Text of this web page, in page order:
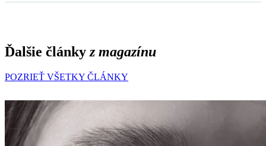
Ďalšie články z magazínu
POZRIEŤ VŠETKY ČLÁNKY